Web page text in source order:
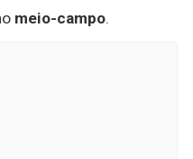
meio-campo.